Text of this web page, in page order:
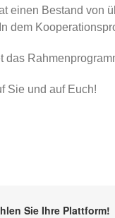
einen Bestand von
dem
das
Sie und auf Euch!
Sie Ihre Plattform!